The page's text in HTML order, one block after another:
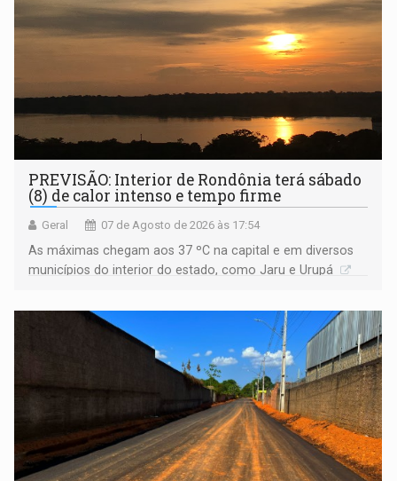
PREVISÃO: Interior de Rondônia terá sábado
(8) de calor intenso e tempo firme
Geral 07 de Agosto de 2026 às 17:54
As máximas chegam aos 37 ºC na capital e em diversos
municípios do interior do estado, como Jaru e Urupá